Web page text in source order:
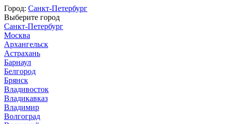
Город: Санкт-Петербург
Выберите город
Санкт-Петербург
Москва
Архангельск
Астрахань
Барнаул
Белгород
Брянск
Владивосток
Владикавказ
Владимир
Волгоград